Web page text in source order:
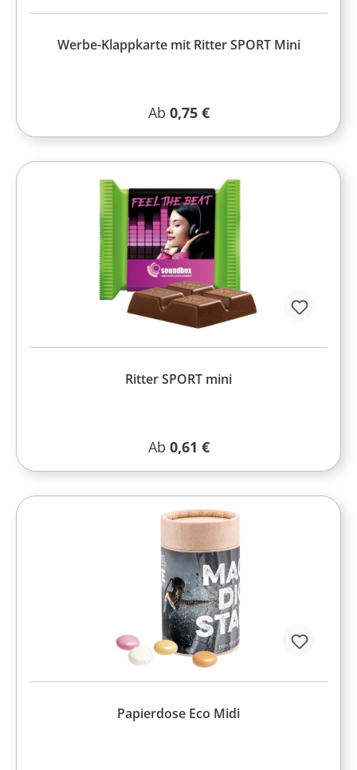
Werbe-Klappkarte mit Ritter SPORT Mini
Regulärer Preis:
Ab 0,75 €
Ritter SPORT mini
Regulärer Preis:
Ab 0,61 €
Papierdose Eco Midi